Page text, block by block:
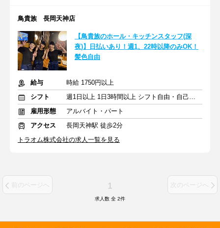
鳥貴族 長岡天神店
【鳥貴族のホール・キッチンスタッフ(深
夜)】日払いあり！週1、22時以降のみOK！
髪色自由
給与
時給 1750円以上
シフト
週1日以上 1日3時間以上 シフト自由・自己申告
雇用形態
アルバイト・パート
アクセス
長岡天神駅 徒歩2分
トラオム株式会社の求人一覧を見る
前のページへ 1 次のページへ
求人数 全 2件